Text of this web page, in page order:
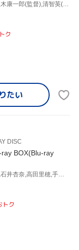
桐谷美玲,鈴木伸之,清原翔,三木康一郎(監督),清智英(原作),吉田恵里香(原作、脚本監修)
ク
たい
DISC
BOX(Blu-ray
伊藤健太郎,石橋静河,清原翔,石井杏奈,高田里穂,手島実優,柴門ふみ(原作),戸田信子(音楽)
トク